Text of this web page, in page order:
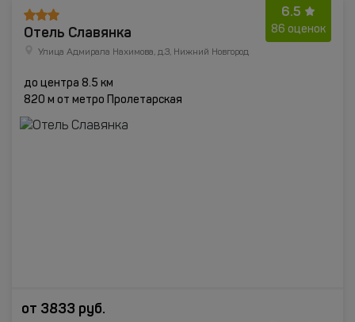
6.5
86 оценок
Отель Славянка
Улица Адмирала Нахимова, д.3, Нижний Новгород
до центра 8.5 км
820 м от метро Пролетарская
от 3833 руб.